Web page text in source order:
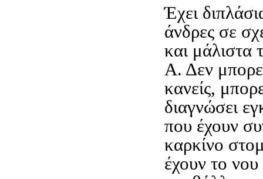
Έχει
άνδρες σε
και μάλιστα
Α. Δεν
κανείς,
διαγνώσει
που έχουν
καρκίνο
έχουν το